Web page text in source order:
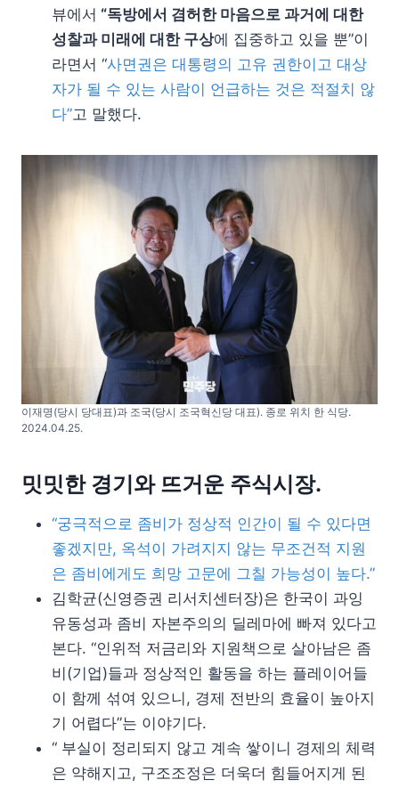
뷰에서 “독방에서 겸허한 마음으로 과거에 대한
성찰과 미래에 대한 구상에 집중하고 있을 뿐”이
라면서 “사면권은 대통령의 고유 권한이고 대상
자가 될 수 있는 사람이 언급하는 것은 적절치 않
다”고 말했다.
이재명(당시 당대표)과 조국(당시 조국혁신당 대표). 종로 위치 한 식당.
2024.04.25.
밋밋한 경기와 뜨거운 주식시장.
“궁극적으로 좀비가 정상적 인간이 될 수 있다면
좋겠지만, 옥석이 가려지지 않는 무조건적 지원
은 좀비에게도 희망 고문에 그칠 가능성이 높다.”
김학균(신영증권 리서치센터장)은 한국이 과잉
유동성과 좀비 자본주의의 딜레마에 빠져 있다고
본다. “인위적 저금리와 지원책으로 살아남은 좀
비(기업)들과 정상적인 활동을 하는 플레이어들
이 함께 섞여 있으니, 경제 전반의 효율이 높아지
기 어렵다”는 이야기다.
“ 부실이 정리되지 않고 계속 쌓이니 경제의 체력
은 약해지고, 구조조정은 더욱더 힘들어지게 된